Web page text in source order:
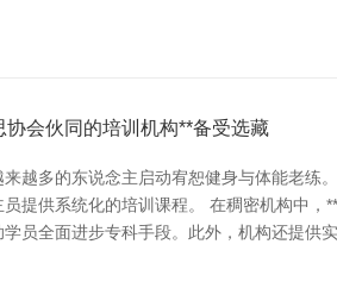
会伙同的培训机构**备受选藏
越多的东说念主启动宥恕健身与体能老
提供系统化的培训课程。 在稠密机构中
员全面进步专科手段。此外，机构还提